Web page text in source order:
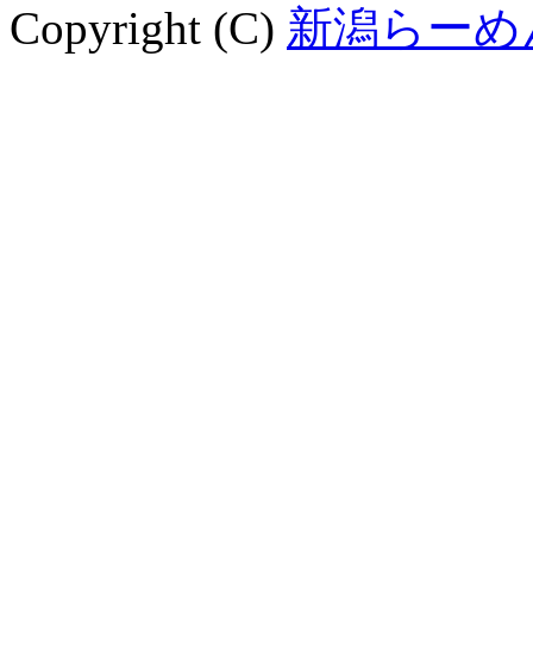
Copyright (C) 新潟らー